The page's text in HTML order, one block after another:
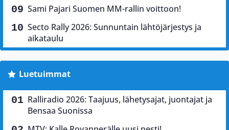
Sami Pajari Suomen MM-rallin voittoon!
Secto Rally 2026: Sunnuntain lähtöjärjestys ja
aikataulu
Luetuimmat
Ralliradio 2026: Taajuus, lähetysajat, juontajat ja
Bensaa Suonissa